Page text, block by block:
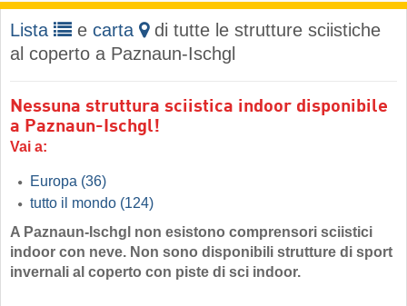
Lista e carta
di tutte le strutture sciistiche
al coperto a Paznaun-Ischgl
Nessuna struttura sciistica indoor disponibile
a Paznaun-Ischgl!
Vai a:
Europa (36)
tutto il mondo (124)
A Paznaun-Ischgl non esistono comprensori sciistici
indoor con neve. Non sono disponibili strutture di sport
invernali al coperto con piste di sci indoor.